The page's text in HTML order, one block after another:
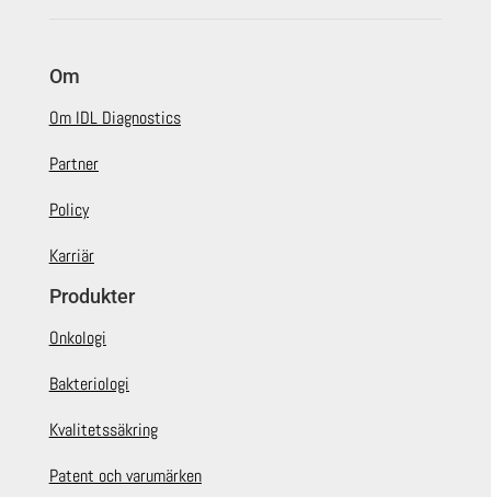
Om
Om IDL Diagnostics
Partner
Policy
Karriär
Produkter
Onkologi
Bakteriologi
Kvalitetssäkring
Patent och varumärken